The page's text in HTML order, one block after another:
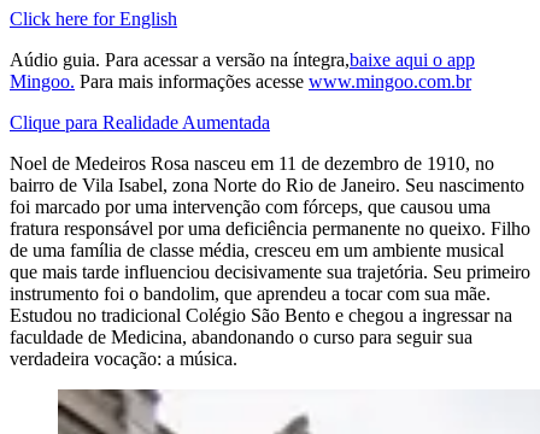
Click here for English
Aúdio guia. Para acessar a versão na íntegra,baixe aqui o app
Mingoo. Para mais informações acesse www.mingoo.com.br
Clique para Realidade Aumentada
Noel de Medeiros Rosa nasceu em 11 de dezembro de 1910, no
bairro de Vila Isabel, zona Norte do Rio de Janeiro. Seu nascimento
foi marcado por uma intervenção com fórceps, que causou uma
fratura responsável por uma deficiência permanente no queixo. Filho
de uma família de classe média, cresceu em um ambiente musical
que mais tarde influenciou decisivamente sua trajetória. Seu primeiro
instrumento foi o bandolim, que aprendeu a tocar com sua mãe.
Estudou no tradicional Colégio São Bento e chegou a ingressar na
faculdade de Medicina, abandonando o curso para seguir sua
verdadeira vocação: a música.